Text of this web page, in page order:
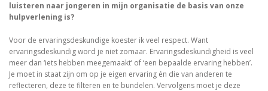
luisteren naar jongeren in mijn organisatie de basis van onze
hulpverlening is?
Voor de ervaringsdeskundige koester ik veel respect. Want
ervaringsdeskundig word je niet zomaar. Ervaringsdeskundigheid is veel
meer dan ‘iets hebben meegemaakt’ of ‘een bepaalde ervaring hebben’.
Je moet in staat zijn om op je eigen ervaring én die van anderen te
reflecteren, deze te filteren en te bundelen. Vervolgens moet je deze